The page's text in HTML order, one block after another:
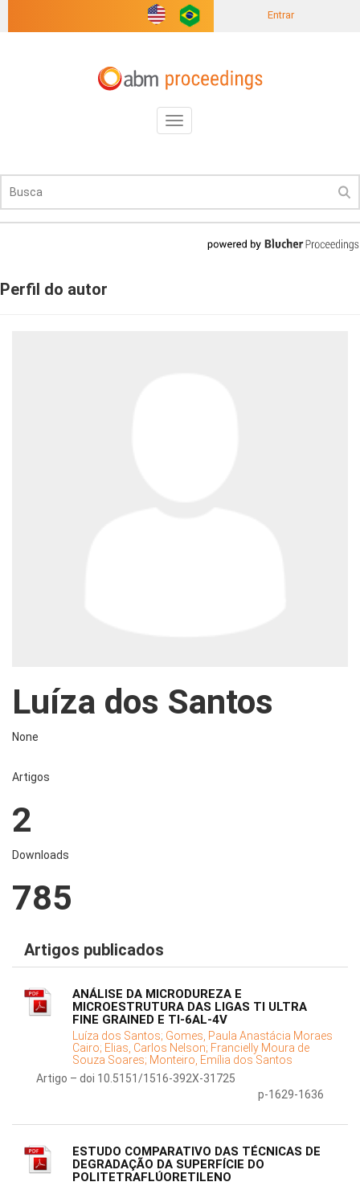
Entrar
Toggle
navigation
Perfil do autor
Luíza dos Santos
None
Artigos
2
Downloads
785
Artigos publicados
ANÁLISE DA MICRODUREZA E
MICROESTRUTURA DAS LIGAS TI ULTRA
FINE GRAINED E TI-6AL-4V
Luíza dos Santos; Gomes, Paula Anastácia Moraes
Cairo; Elias, Carlos Nelson; Francielly Moura de
Souza Soares; Monteiro, Emília dos Santos
Artigo – doi 10.5151/1516-392X-31725
p-1629-1636
ESTUDO COMPARATIVO DAS TÉCNICAS DE
DEGRADAÇÃO DA SUPERFÍCIE DO
POLITETRAFLÚORETILENO